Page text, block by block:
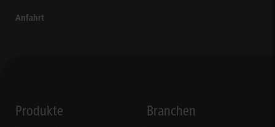
Anfahrt
Produkte Branchen